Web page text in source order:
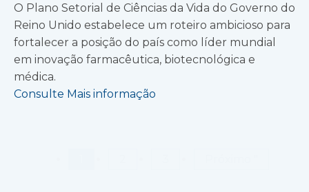
O Plano Setorial de Ciências da Vida do Governo do
Reino Unido estabelece um roteiro ambicioso para
fortalecer a posição do país como líder mundial
em inovação farmacêutica, biotecnológica e
médica.
Consulte Mais informação